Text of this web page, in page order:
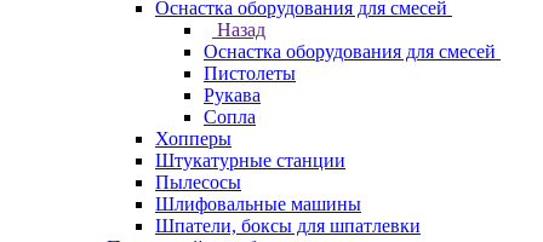
Оснастка оборудования для смесей
Назад
Оснастка оборудования для смесей
Пистолеты
Рукава
Сопла
Хопперы
Штукатурные станции
Пылесосы
Шлифовальные машины
Шпатели, боксы для шпатлевки